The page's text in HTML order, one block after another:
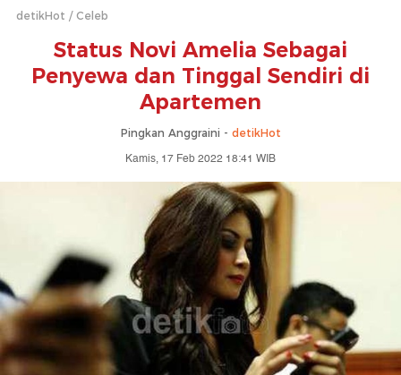
detikHot Celeb
Status Novi Amelia Sebagai
Penyewa dan Tinggal Sendiri di
Apartemen
Pingkan Anggraini - detikHot
Kamis, 17 Feb 2022 18:41 WIB